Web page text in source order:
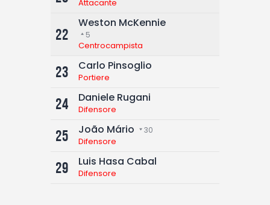
Attacante
22
Weston McKennie
5
Centrocampista
23 Carlo Pinsoglio
Portiere
24 Daniele Rugani
Difensore
25 João Mário 30
Difensore
29 Luis Hasa Cabal
Difensore